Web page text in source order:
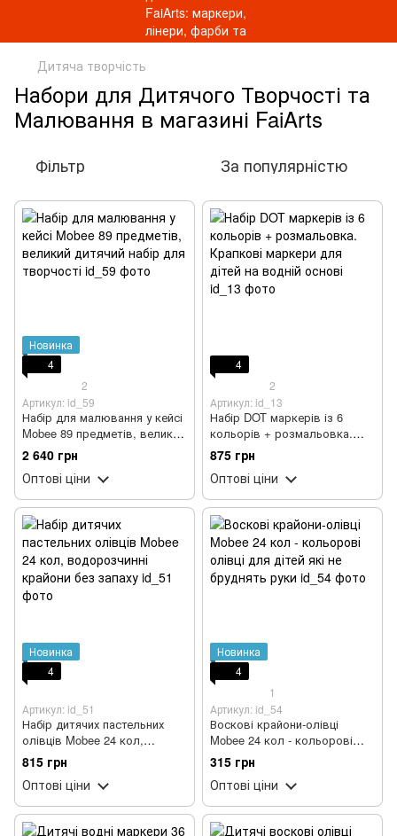
Дитяча творчість
Набори для Дитячого Творчості та
Малювання в магазині FaiArts
Фільтр За популярністю
Новинка
4
2
Артикул: id_59
Набір для малювання у кейсі
Mobee 89 предметів, великий
дитячий набір для творчості
2 640 грн
Оптові ціни
4
2
Артикул: id_13
Набір DOT маркерів із 6
кольорів + розмальовка.
Крапкові маркери для дітей
на водній основі
875 грн
Оптові ціни
Новинка
4
Артикул: id_51
Набір дитячих пастельних
олівців Mobee 24 кол,
водорозчинні крайони без
запаху
815 грн
Оптові ціни
Новинка
4
1
Артикул: id_54
Воскові крайони-олівці
Mobee 24 кол - кольорові
олівці для дітей які не
бруднять руки
315 грн
Оптові ціни